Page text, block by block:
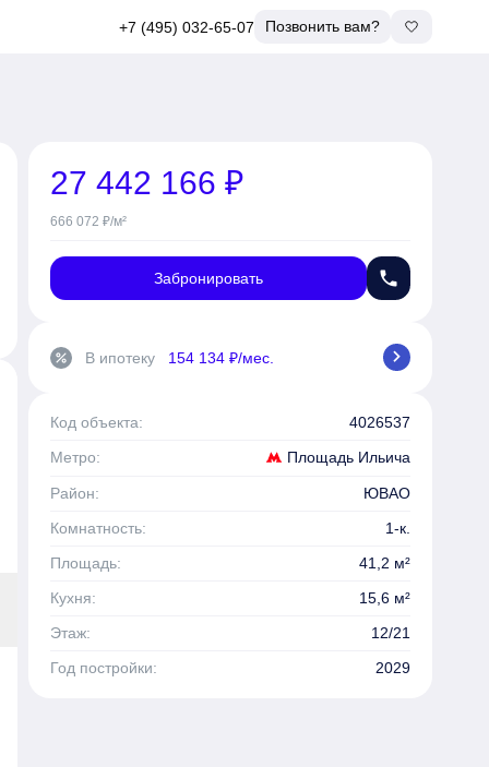
+7 (495) 032-65-07 Позвонить вам?
27 442 166 ₽
666 072 ₽/м²
Забронировать phone
percent В ипотеку 154 134 ₽/мес. chevron_right
Код объекта: 4026537
Метро: Площадь Ильича
Район:
ЮВАО
Комнатность:
1-к.
Площадь:
41,2 м²
Кухня:
15,6 м²
Этаж:
12/21
Год постройки:
2029